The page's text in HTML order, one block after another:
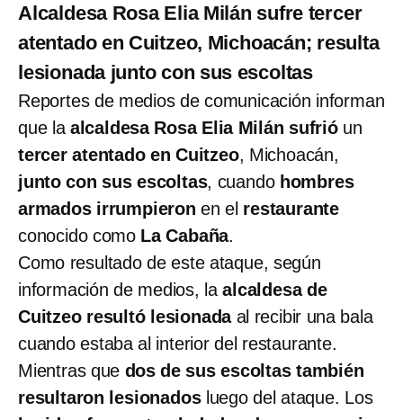
Alcaldesa Rosa Elia Milán sufre tercer
atentado en Cuitzeo, Michoacán; resulta
lesionada junto con sus escoltas
Reportes de medios de comunicación informan
que la alcaldesa Rosa Elia Milán sufrió un
tercer atentado en Cuitzeo, Michoacán,
junto con sus escoltas, cuando hombres
armados irrumpieron en el restaurante
conocido como La Cabaña.
Como resultado de este ataque, según
información de medios, laalcaldesa de
Cuitzeo resultó lesionadaal recibir una bala
cuando estaba al interior del restaurante.
Mientras que dos de sus escoltas también
resultaron lesionadosluego del ataque. Los